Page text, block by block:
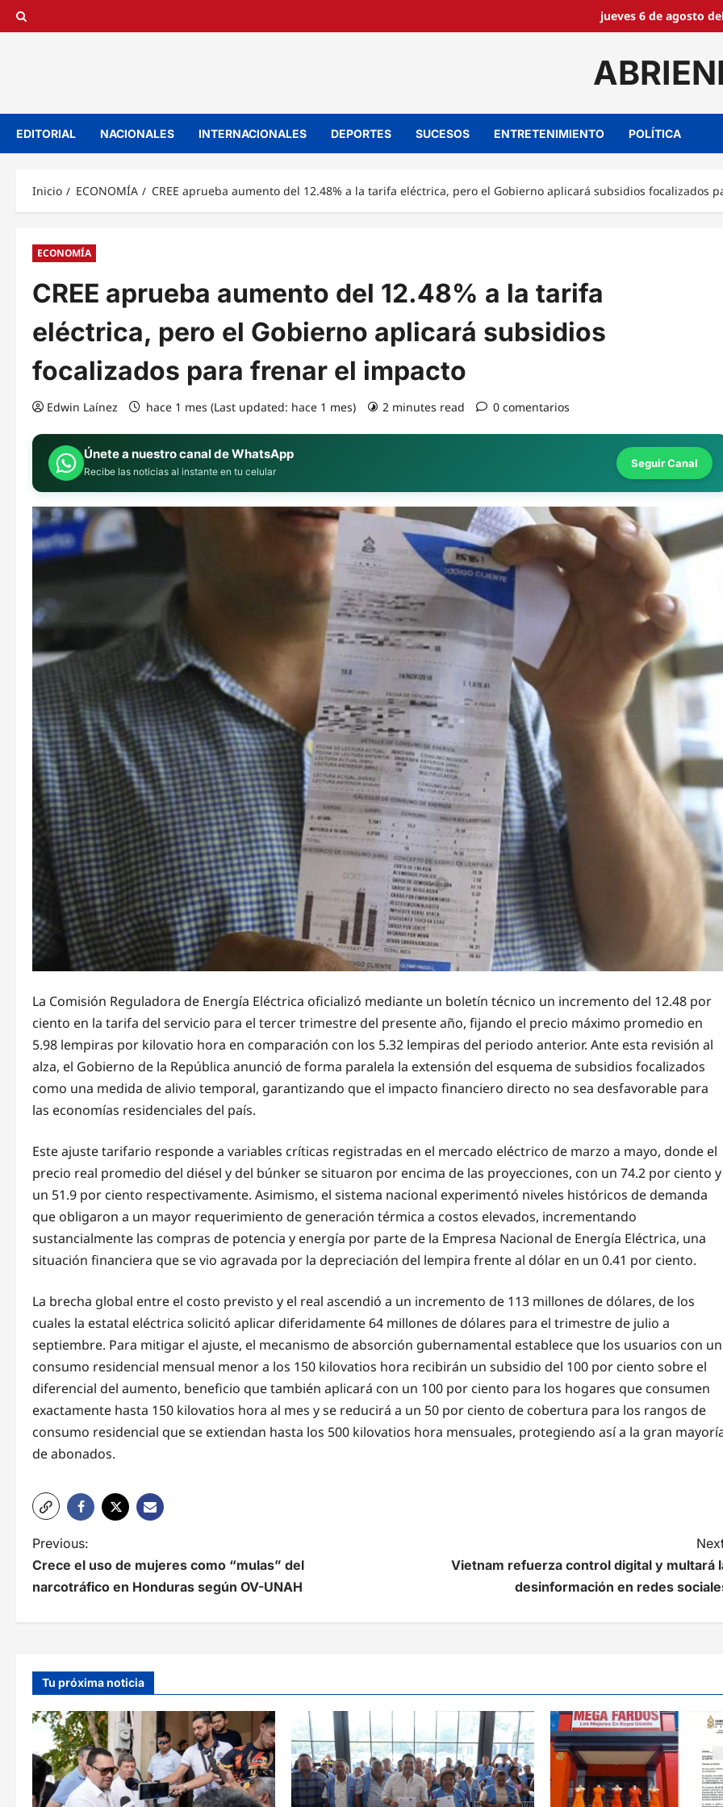
Saltar
jueves 6 de agosto
EDITORIAL NACIONALES INTERNACIONALES DEPORTES SUCESOS ENTRETENIMIENTO POLÍTICA
Inicio ECONOMÍA CREE aprueba aumento del 12.48% a la tarifa eléctrica, pero el Gobierno aplicará subsidios focalizados
ECONOMÍA
CREE aprueba aumento del 12.48% a la tarifa
eléctrica, pero el Gobierno aplicará subsidios
focalizados para frenar el impacto
Edwin Laínez hace 1 mes (Last updated: hace 1 mes) 2 minutes read 0 comentarios
Únete a nuestro canal de WhatsApp
Recibe las noticias al instante en tu celular
Seguir Canal
La Comisión Reguladora de Energía Eléctrica oficializó mediante un boletín técnico un incremento del 12.48 por
ciento en la tarifa del servicio para el tercer trimestre del presente año, fijando el precio máximo promedio en
5.98 lempiras por kilovatio hora en comparación con los 5.32 lempiras del periodo anterior. Ante esta revisión al
alza, el Gobierno de la República anunció de forma paralela la extensión del esquema de subsidios focalizados
como una medida de alivio temporal, garantizando que el impacto financiero directo no sea desfavorable para
las economías residenciales del país.
Este ajuste tarifario responde a variables críticas registradas en el mercado eléctrico de marzo a mayo, donde el
precio real promedio del diésel y del búnker se situaron por encima de las proyecciones, con un 74.2 por ciento y
un 51.9 por ciento respectivamente. Asimismo, el sistema nacional experimentó niveles históricos de demanda
que obligaron a un mayor requerimiento de generación térmica a costos elevados, incrementando
sustancialmente las compras de potencia y energía por parte de la Empresa Nacional de Energía Eléctrica, una
situación financiera que se vio agravada por la depreciación del lempira frente al dólar en un 0.41 por ciento.
La brecha global entre el costo previsto y el real ascendió a un incremento de 113 millones de dólares, de los
cuales la estatal eléctrica solicitó aplicar diferidamente 64 millones de dólares para el trimestre de julio a
septiembre. Para mitigar el ajuste, el mecanismo de absorción gubernamental establece que los usuarios con un
consumo residencial mensual menor a los 150 kilovatios hora recibirán un subsidio del 100 por ciento sobre el
diferencial del aumento, beneficio que también aplicará con un 100 por ciento para los hogares que consumen
exactamente hasta 150 kilovatios hora al mes y se reducirá a un 50 por ciento de cobertura para los rangos de
consumo residencial que se extiendan hasta los 500 kilovatios hora mensuales, protegiendo así a la gran
de abonados.
N
a
a
c
i
ó
Previous:
Crece el uso de mujeres como “mulas” del
narcotráfico en Honduras según OV-UNAH
Vietnam refuerza control digital y multará
desinformación en redes
Tu próxima noticia